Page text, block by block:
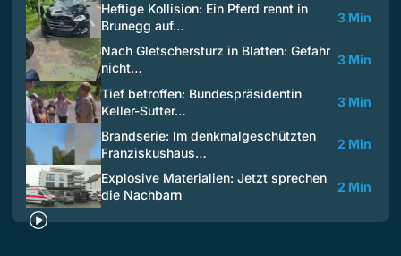
Heftige Kollision: Ein Pferd rennt in
Brunegg auf…
3 Min
Nach Gletschersturz in Blatten: Gefahr
nicht…
3 Min
Tief betroffen: Bundespräsidentin
Keller-Sutter…
3 Min
Brandserie: Im denkmalgeschützten
Franziskushaus…
2 Min
Explosive Materialien: Jetzt sprechen
die Nachbarn
2 Min